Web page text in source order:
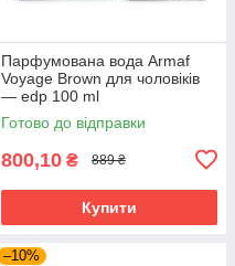
Парфумована вода Armaf
Voyage Brown для чоловіків
— edp 100 ml
Готово до відправки
800,10 ₴ 889 ₴
Купити
–10%